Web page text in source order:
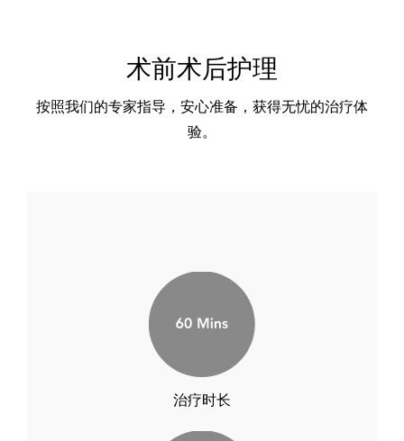
术前术后护理
按照我们的专家指导，安心准备，获得无忧的治疗体
验。
治疗时长